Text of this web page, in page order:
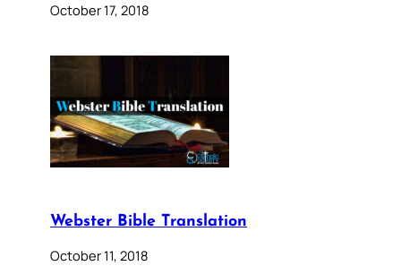
October 17, 2018
Webster Bible Translation
October 11, 2018